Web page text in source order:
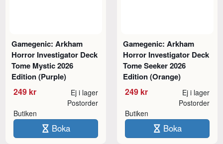
Gamegenic: Arkham
Horror Investigator Deck
Tome Mystic 2026
Edition (Purple)
249 kr Ej i lager
Butiken
Postorder
Boka
Gamegenic: Arkham
Horror Investigator Deck
Tome Seeker 2026
Edition (Orange)
249 kr Ej i lager
Butiken
Postorder
Boka